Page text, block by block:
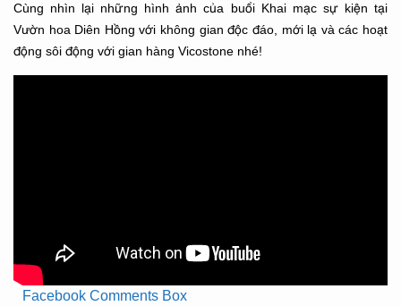
Cùng nhìn lại những hình ảnh của buổi Khai mạc sự kiện tại
Vườn hoa Diên Hồng với không gian độc đáo, mới lạ và các hoạt
động sôi động với gian hàng Vicostone nhé!
Facebook Comments Box